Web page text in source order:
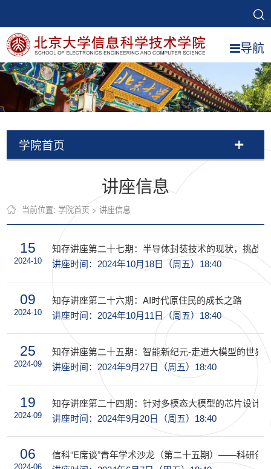
导航
学院首页
讲座信息
当前位置:学院首页 >讲座信息
15
2024-10
知存讲座第二十七期：半导体封装技术的现状，挑战
讲座时间：2024年10月18日（周五）18:40
09
2024-10
知存讲座第二十六期：AI时代原住民的成长之路
讲座时间：2024年10月11日（周五）18:40
25
2024-09
知存讲座第二十五期：智能新纪元-走进大模型的世界
讲座时间：2024年9月27日（周五）18:40
19
2024-09
知存讲座第二十四期：针对多模态大模型的芯片设计
讲座时间：2024年9月20日（周五）18:40
06
2024-06
信科“E席谈”青年学术沙龙（第二十五期）——科研创